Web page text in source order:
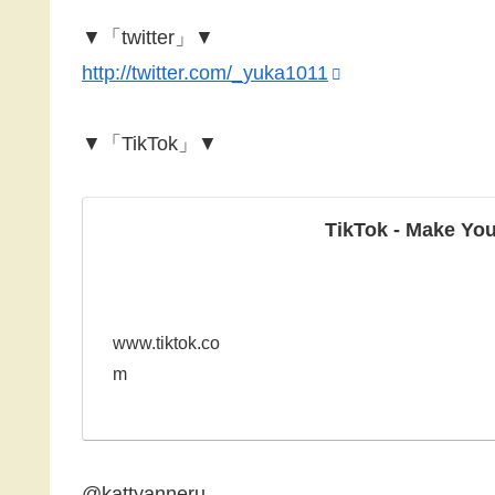
▼「twitter」▼
http://twitter.com/_yuka1011
▼「TikTok」▼
TikTok - Make
www.tiktok.co
m